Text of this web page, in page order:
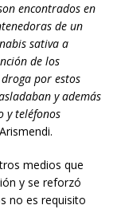
encontrados en
de un
sativa a
de los
por estos
y además
y teléfonos
medios que
y se reforzó
no es requisito